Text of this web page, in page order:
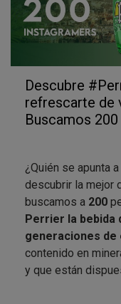
Descubre
refrescarte de
Buscamos
¿Quién se apunta
descubrir la mejor
buscamos a 200
Perrier la bebida
generaciones de
contenido en
y que están